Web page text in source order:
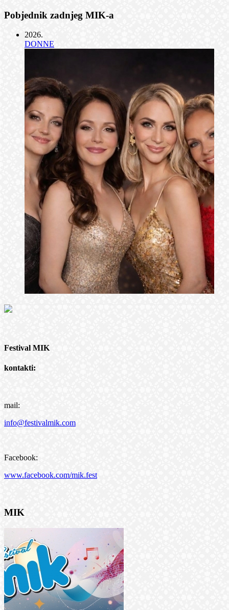
Pobjednik zadnjeg MIK-a
2026.
DONNE
Festival MIK
kontakti:
mail:
info@festivalmik.com
Facebook:
www.facebook.com/mik.fest
MIK